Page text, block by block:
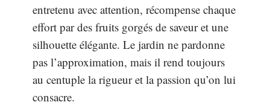
entretenu avec attention, récompense chaque
effort par des fruits gorgés de saveur et une
silhouette élégante. Le jardin ne pardonne
pas l’approximation, mais il rend toujours
au centuple la rigueur et la passion qu’on lui
consacre.